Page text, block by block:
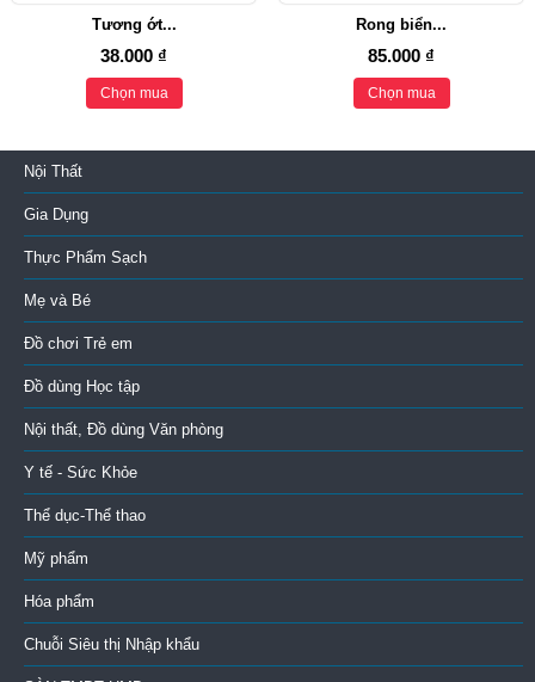
Tương ớt...
38.000 ₫
Chọn mua
Rong biển...
85.000 ₫
Chọn mua
Nội Thất
Gia Dụng
Thực Phẩm Sạch
Mẹ và Bé
Đồ chơi Trẻ em
Đồ dùng Học tập
Nội thất, Đồ dùng Văn phòng
Y tế - Sức Khỏe
Thể dục-Thể thao
Mỹ phẩm
Hóa phẩm
Chuỗi Siêu thị Nhập khẩu